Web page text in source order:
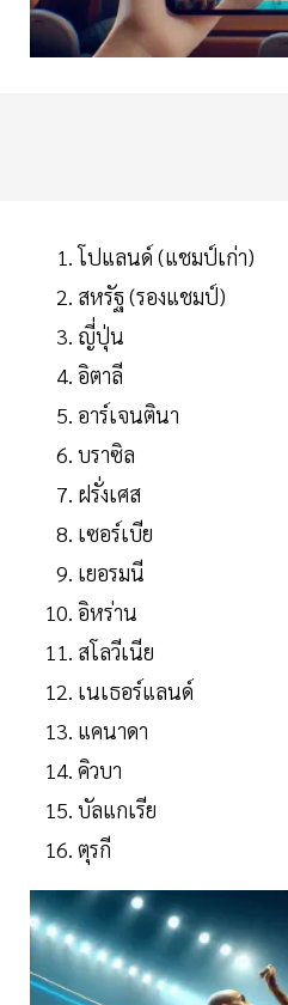
โปแลนด์ (แชมป์เก่า)
สหรัฐ (รองแชมป์)
ญี่ปุ่น
อิตาลี
อาร์เจนตินา
บราซิล
ฝรั่งเศส
เซอร์เบีย
เยอรมนี
อิหร่าน
สโลวีเนีย
เนเธอร์แลนด์
แคนาดา
คิวบา
บัลแกเรีย
ตุรกี